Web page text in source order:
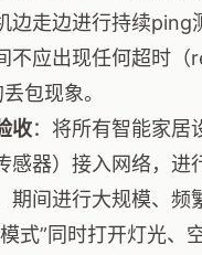
边走边进行持续ping
不应出现任何超时（
包现象。
收：将所有智能家居
感器）接入网络，进
期间进行大规模、频
式”同时打开灯光、